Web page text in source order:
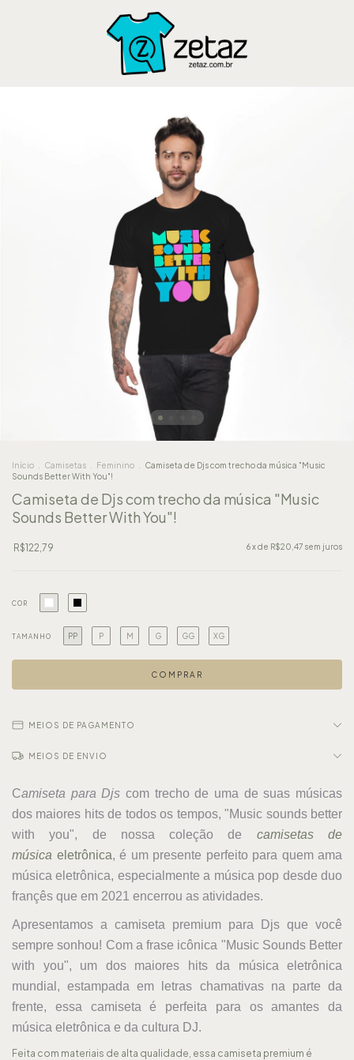
Início Camisetas Feminino
Camiseta de Djs com trecho da música "Music
Sounds Better With You"!
Camiseta de Djs com trecho da música "Music
Sounds Better With You"!
R$122,79 6x de R$20,47 sem juros
COR
TAMANHO PP P M G GG XG
MEIOS DE PAGAMENTO
MEIOS DE ENVIO
Camiseta para Djs com trecho de uma de suas músicas
dos maiores hits de todos os tempos, "Music sounds better
with you", de nossacoleção de camisetas de
música eletrônica, é um presente perfeito para quem ama
música eletrônica, especialmente a música pop desde duo
françês que em 2021 encerrou as atividades.
Apresentamos a camiseta premium para Djs que você
sempre sonhou! Com a frase icônica "Music Sounds Better
with you", um dos maiores hits da música eletrônica
mundial, estampada em letras chamativas na parte da
frente, essa camiseta é perfeita para os amantes da
música eletrônica e da cultura DJ.
Feita com materiais de alta qualidade, essa camiseta premium é